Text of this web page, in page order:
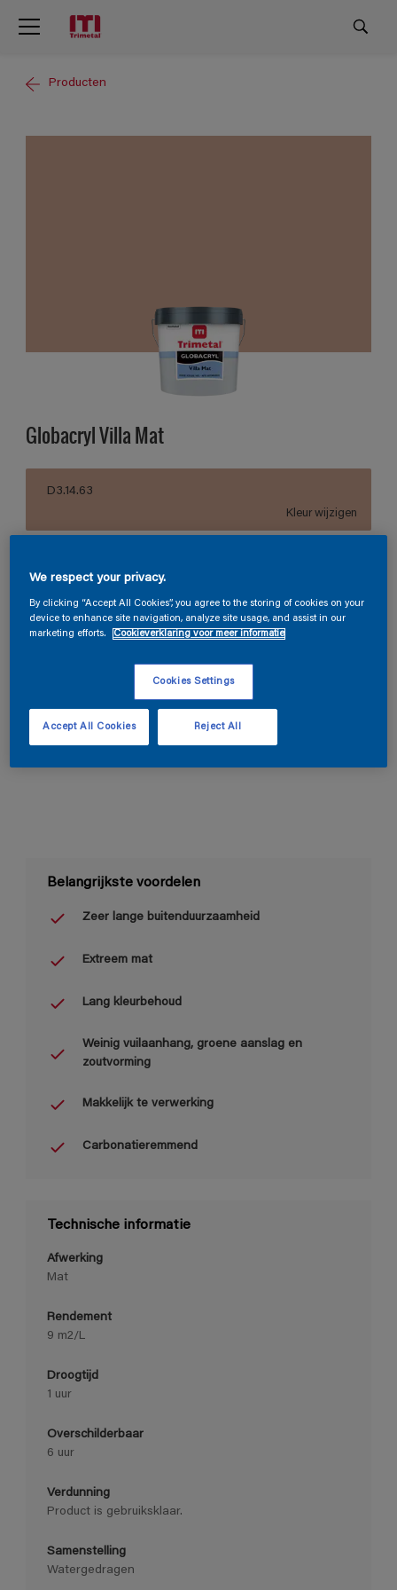
Producten
Globacryl Villa Mat
D3.14.63
Kleur wijzigen
Aantal Verfcalculator
Belangrijkste voordelen
Zeer lange buitenduurzaamheid
Extreem mat
Lang kleurbehoud
Weinig vuilaanhang, groene aanslag en
zoutvorming
Makkelijk te verwerking
Carbonatieremmend
Technische informatie
Afwerking
Mat
Rendement
9 m2/L
Droogtijd
1 uur
Overschilderbaar
6 uur
Verdunning
Product is gebruiksklaar.
Samenstelling
Watergedragen
We respect your privacy.
By clicking “Accept All Cookies”, you agree to the storing of cookies on your
device to enhance site navigation, analyze site usage, and assist in our
marketing efforts.
Cookieverklaring voor meer informatie
Cookies Settings
Reject All
Accept All Cookies